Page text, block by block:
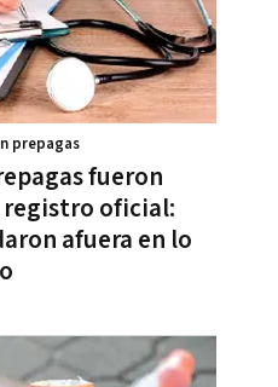
fueron
registro oficial:
afuera en lo
prepagas